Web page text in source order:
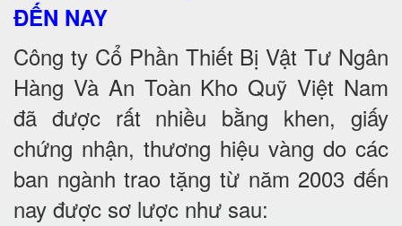
ĐẾN NAY
Công ty Cổ Phần Thiết Bị Vật Tư Ngân
Hàng Và An Toàn Kho Quỹ Việt Nam
đã được rất nhiều bằng khen, giấy
chứng nhận, thương hiệu vàng do các
ban ngành trao tặng từ năm 2003 đến
nay được sơ lược như sau: